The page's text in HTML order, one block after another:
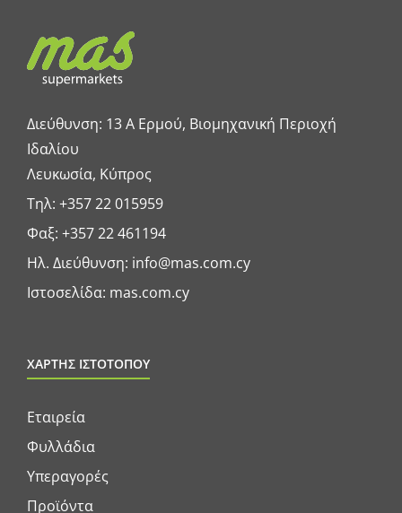
Διεύθυνση: 13 A Ερμού, Βιομηχανική Περιοχή
Ιδαλίου
Λευκωσία, Κύπρος
Τηλ: +357 22 015959
Φαξ: +357 22 461194
Ηλ. Διεύθυνση: info@mas.com.cy
Ιστοσελίδα: mas.com.cy
ΧΑΡΤΗΣ ΙΣΤΟΤΟΠΟΥ
Εταιρεία
Φυλλάδια
Υπεραγορές
Προϊόντα